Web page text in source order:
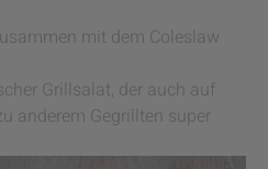
mit dem Coleslaw
Grillsalat, der auch auf
anderem Gegrillten super